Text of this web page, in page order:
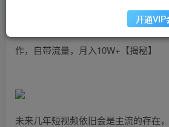
明星影视语录带书，抖音快手小红书
作，自带流量，月入10W+【揭秘】
未来几年短视频依旧会是主流的存在
开通VIP